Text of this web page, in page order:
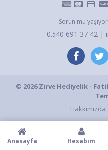
Sorun mu
0.540 691 37 42 |
© 2026 Zirve Hediyelik -
Hakkımızda
Anasayfa Hesabım